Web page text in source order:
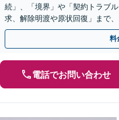
続」、「境界」や「契約トラブ
求、解除明渡や原状回復」まで
のご相談にも対応可能。もちろ
料
電話でお問い合わせ